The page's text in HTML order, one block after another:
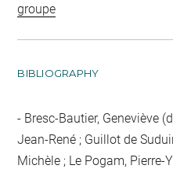
groupe
BIBLIOGRAPHY
Bresc-Bautier, Geneviève
Jean-René ; Guillot de
Michèle ; Le Pogam, Pierre-